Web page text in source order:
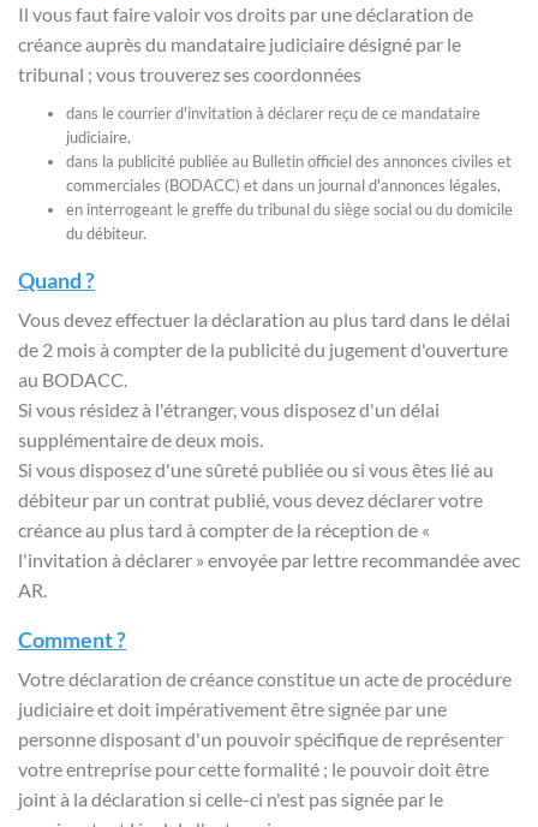
Il vous faut faire valoir vos droits par une déclaration de
créance auprès du mandataire judiciaire désigné par le
tribunal ; vous trouverez ses coordonnées
dans le courrier d'invitation à déclarer reçu de ce mandataire
judiciaire,
dans la publicité publiée au Bulletin officiel des annonces civiles et
commerciales (BODACC) et dans un journal d'annonces légales,
en interrogeant le greffe du tribunal du siège social ou du domicile
du débiteur.
Quand ?
Vous devez effectuer la déclaration au plus tard dans le délai
de 2 mois à compter de la publicité du jugement d'ouverture
au BODACC.
Si vous résidez à l'étranger, vous disposez d'un délai
supplémentaire de deux mois.
Si vous disposez d'une sûreté publiée ou si vous êtes lié au
débiteur par un contrat publié, vous devez déclarer votre
créance au plus tard à compter de la réception de «
l'invitation à déclarer » envoyée par lettre recommandée avec
AR.
Comment ?
Votre déclaration de créance constitue un acte de procédure
judiciaire et doit impérativement être signée par une
personne disposant d'un pouvoir spécifique de représenter
votre entreprise pour cette formalité ; le pouvoir doit être
joint à la déclaration si celle-ci n'est pas signée par le